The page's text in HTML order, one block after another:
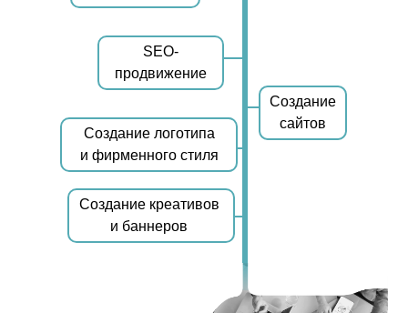
SEO-
продвижение
Создание логотипа
и фирменного стиля
Создание креативов
и баннеров
Создание
сайтов